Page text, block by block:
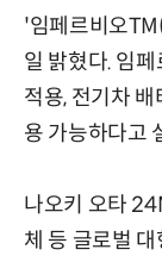
'임페르비오
일 밝혔다. 임
적용, 전기차
용 가능하다고
나오키 오타
체 등 글로벌